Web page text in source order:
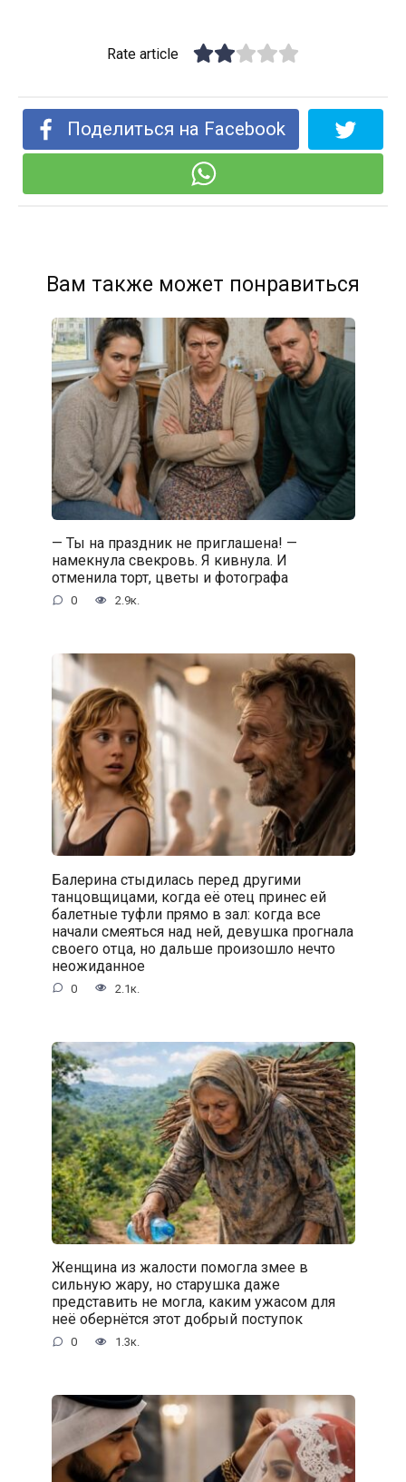
Rate article
Поделиться на Facebook
Вам также может понравиться
— Ты на праздник не приглашена! —
намекнула свекровь. Я кивнула. И
отменила торт, цветы и фотографа
0 2.9к.
Балерина стыдилась перед другими
танцовщицами, когда её отец принес ей
балетные туфли прямо в зал: когда все
начали смеяться над ней, девушка прогнала
своего отца, но дальше произошло нечто
неожиданное
0 2.1к.
Женщина из жалости помогла змее в
сильную жару, но старушка даже
представить не могла, каким ужасом для
неё обернётся этот добрый поступок
0 1.3к.